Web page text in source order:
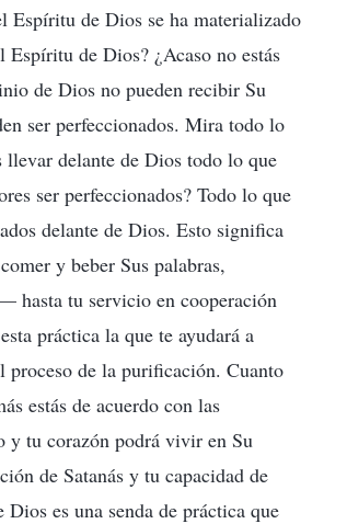
Espíritu de Dios se ha materializado
Espíritu de Dios? ¿Acaso no estás
de Dios no pueden recibir Su
ser perfeccionados. Mira todo lo
llevar delante de Dios todo lo que
ser perfeccionados? Todo lo que
delante de Dios. Esto significa
y beber Sus palabras,
hasta tu servicio en cooperación
práctica la que te ayudará a
proceso de la purificación. Cuanto
estás de acuerdo con las
y tu corazón podrá vivir en Su
de Satanás y tu capacidad de
es una senda de práctica que